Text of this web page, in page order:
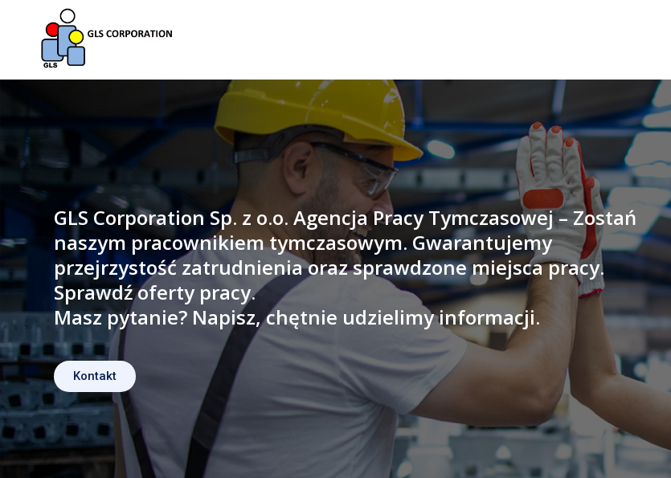
GLS Corporation Sp. z o.o. Agencja Pracy Tymczasowej – Zostań
naszym pracownikiem tymczasowym. Gwarantujemy
przejrzystość zatrudnienia oraz sprawdzone miejsca pracy.
Sprawdź oferty pracy.
Masz pytanie? Napisz, chętnie udzielimy informacji.
Kontakt
Dla firm